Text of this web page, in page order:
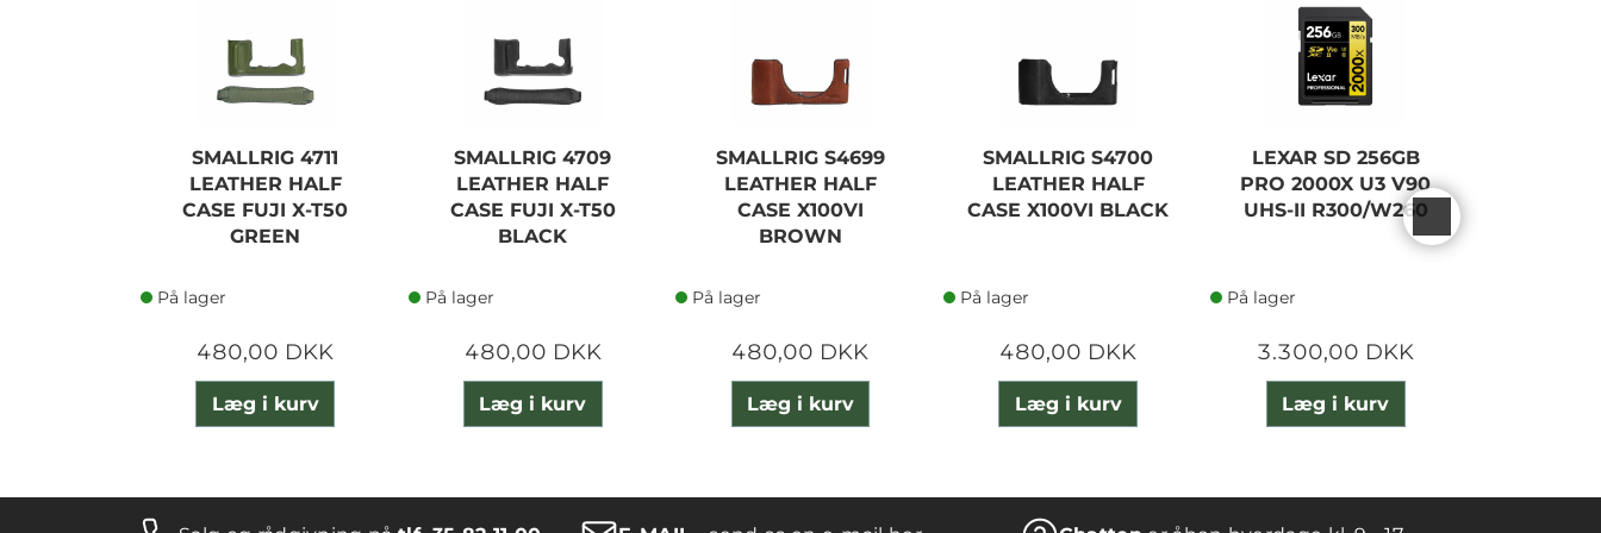
SMALLRIG 4711
LEATHER HALF
CASE FUJI X-T50
GREEN
På lager
480,00 DKK
Læg i kurv
SMALLRIG 4709
LEATHER HALF
CASE FUJI X-T50
BLACK
På lager
480,00 DKK
Læg i kurv
SMALLRIG S4699
LEATHER HALF
CASE X100VI
BROWN
På lager
480,00 DKK
Læg i kurv
SMALLRIG S4700
LEATHER HALF
CASE X100VI BLACK
På lager
480,00 DKK
Læg i kurv
LEXAR SD 256GB
PRO 2000X U3 V90
UHS-II R300/W260
På lager
3.300,00 DKK
Læg i kurv